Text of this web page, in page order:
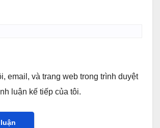
email, và trang web trong trình duyệt
luận kế tiếp của tôi.